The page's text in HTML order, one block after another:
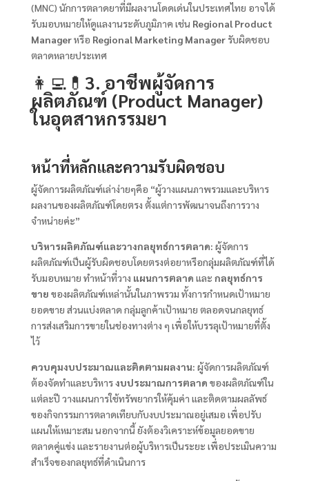
(MNC) นักการตลาดยาที่มีผลงานโดดเด่นในประเทศไทย อาจได้
รับมอบหมายให้ดูแลงานระดับภูมิภาค เช่น Regional Product
Managerหรือ Regional Marketing Managerรับผิดชอบ
ตลาดหลายประเทศ
👩‍💻💊 3. อาชีพผู้จัดการ
ผลิตภัณฑ์ (Product Manager)
ในอุตสาหกรรมยา
หน้าที่หลักและความรับผิดชอบ
ผู้จัดการผลิตภัณฑ์เล่าง่ายๆคือ “ผู้วางแผนภาพรวมและบริหาร
ผลงานของผลิตภัณฑ์โดยตรง ตั้งแต่การพัฒนาจนถึงการวาง
จำหน่ายค่ะ”
บริหารผลิตภัณฑ์และวางกลยุทธ์การตลาด: ผู้จัดการ
ผลิตภัณฑ์เป็นผู้รับผิดชอบโดยตรงต่อยาหรือกลุ่มผลิตภัณฑ์ที่ได้
รับมอบหมาย ทำหน้าที่วาง แผนการตลาด และ กลยุทธ์การ
ขาย ของผลิตภัณฑ์เหล่านั้นในภาพรวม ทั้งการกำหนดเป้าหมาย
ยอดขาย ส่วนแบ่งตลาด กลุ่มลูกค้าเป้าหมาย ตลอดจนกลยุทธ์
การส่งเสริมการขายในช่องทางต่าง ๆ เพื่อให้บรรลุเป้าหมายที่ตั้ง
ไว้
ควบคุมงบประมาณและติดตามผลงาน: ผู้จัดการผลิตภัณฑ์
ต้องจัดทำและบริหารงบประมาณการตลาด ของผลิตภัณฑ์ใน
แต่ละปี วางแผนการใช้ทรัพยากรให้คุ้มค่า และติดตามผลลัพธ์
ของกิจกรรมการตลาดเทียบกับงบประมาณอยู่เสมอ เพื่อปรับ
แผนให้เหมาะสม นอกจากนี้ ยังต้องวิเคราะห์ข้อมูลยอดขาย
ตลาดคู่แข่ง และรายงานต่อผู้บริหารเป็นระยะ เพื่อประเมินความ
สำเร็จของกลยุทธ์ที่ดำเนินการ